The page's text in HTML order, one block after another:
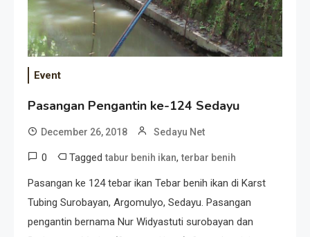
Event
Pasangan Pengantin ke-124 Sedayu
December 26, 2018 Sedayu Net
0 Taggedtabur benih ikan,terbar benih
Pasangan ke 124 tebar ikan Tebar benih ikan di Karst
Tubing Surobayan, Argomulyo, Sedayu. Pasangan
pengantin bernama Nur Widyastuti surobayan dan